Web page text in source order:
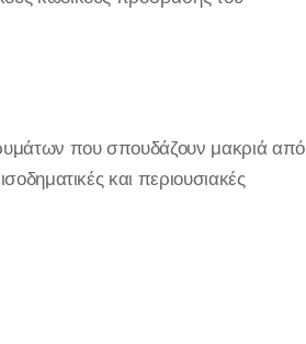
που σπουδάζουν μακριά από
και περιουσιακές